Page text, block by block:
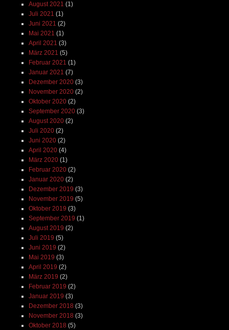
August 2021 (1)
Juli 2021 (1)
Juni 2021 (2)
Mai 2021 (1)
April 2021 (3)
März 2021 (5)
Februar 2021 (1)
Januar 2021 (7)
Dezember 2020(3)
November 2020(2)
Oktober 2020(2)
September 2020(3)
August 2020(2)
Juli 2020(2)
Juni 2020(2)
April 2020(4)
März 2020(1)
Februar 2020(2)
Januar 2020(2)
Dezember 2019 (3)
November 2019 (5)
Oktober 2019 (3)
September 2019 (1)
August 2019 (2)
Juli 2019 (5)
Juni 2019 (2)
Mai 2019 (3)
April 2019 (2)
März 2019 (2)
Februar 2019 (2)
Januar 2019 (3)
Dezember 2018 (3)
November 2018 (3)
Oktober 2018 (5)